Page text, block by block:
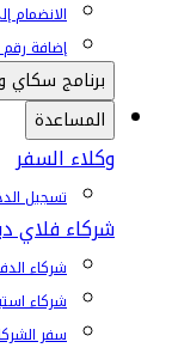
الانضمام
إضافة
برنامج سكاي
المساعدة
وكلاء السفر
تسجيل
شركاء فلاي
شركاء
شركاء
سفر